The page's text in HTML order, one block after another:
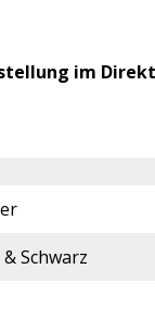
im
Schwarz